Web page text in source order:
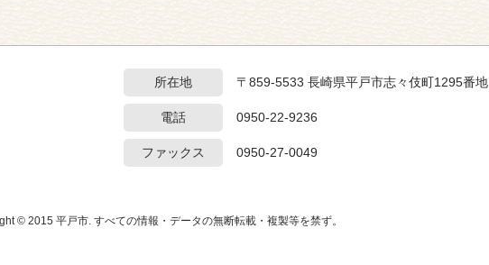
所在地 〒859-5533 長崎県平戸市志々伎町1295番地
電話 0950-22-9236
ファックス 0950-27-0049
© 2015 平戸市. すべての情報・データの無断転載・複製等を禁ず。